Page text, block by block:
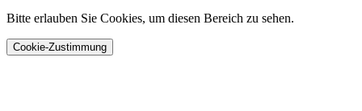
Bitte erlauben Sie Cookies, um diesen Bereich zu sehen.
Cookie-Zustimmung